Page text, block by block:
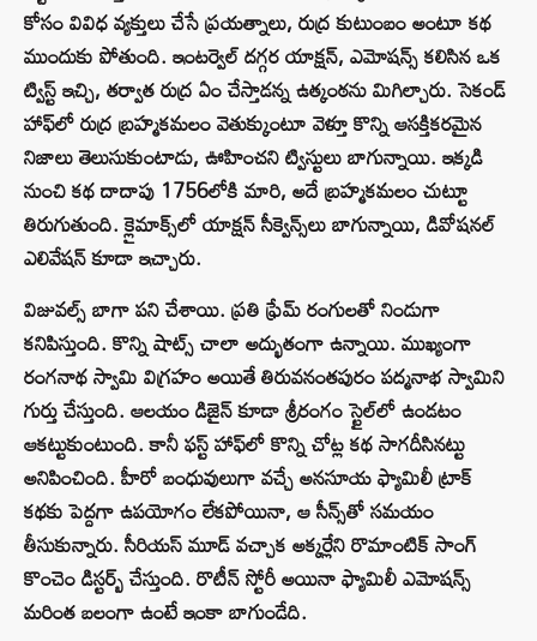
కోసం వివిధ వ్యక్తులు చేసే ప్రయత్నాలు, రుద్ర కుటుంబం అంటూ కథ
ముందుకు పోతుంది. ఇంటర్వెల్ దగ్గర యాక్షన్, ఎమోషన్స్ కలిసిన ఒక
ట్విస్ట్ ఇచ్చి, తర్వాత రుద్ర ఏం చేస్తాడన్న ఉత్కంఠను మిగిల్చారు. సెకండ్
హాఫ్‌లో రుద్ర బ్రహ్మకమలం వెతుక్కుంటూ వెళ్తూ కొన్ని ఆసక్తికరమైన
నిజాలు తెలుసుకుంటాడు, ఊహించని ట్విస్టులు బాగున్నాయి. ఇక్కడి
నుంచి కథ దాదాపు 1756లోకి మారి, అదే బ్రహ్మకమలం చుట్టూ
తిరుగుతుంది. క్లైమాక్స్‌లో యాక్షన్ సీక్వెన్స్‌లు బాగున్నాయి, డివోషనల్
ఎలివేషన్ కూడా ఇచ్చారు.
విజువల్స్ బాగా పని చేశాయి. ప్రతి ఫ్రేమ్ రంగులతో నిండుగా
కనిపిస్తుంది. కొన్ని షాట్స్ చాలా అద్భుతంగా ఉన్నాయి. ముఖ్యంగా
రంగనాథ స్వామి విగ్రహం అయితే తిరువనంతపురం పద్మనాభ స్వామిని
గుర్తు చేస్తుంది. ఆలయం డిజైన్ కూడా శ్రీరంగం స్టైల్‌లో ఉండటం
ఆకట్టుకుంటుంది. కానీ ఫస్ట్ హాఫ్‌లో కొన్ని చోట్ల కథ సాగదీసినట్టు
అనిపించింది. హీరో బంధువులుగా వచ్చే అనసూయ ఫ్యామిలీ ట్రాక్
కథకు పెద్దగా ఉపయోగం లేకపోయినా, ఆ సీన్స్‌తో సమయం
తీసుకున్నారు. సీరియస్ మూడ్ వచ్చాక అక్కర్లేని రొమాంటిక్ సాంగ్
కొంచెం డిస్టర్బ్ చేస్తుంది. రొటీన్ స్టోరీ అయినా ఫ్యామిలీ ఎమోషన్స్
మరింత బలంగా ఉంటే ఇంకా బాగుండేది.